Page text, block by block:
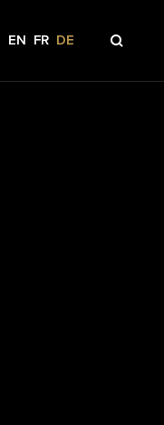
EN FR DE